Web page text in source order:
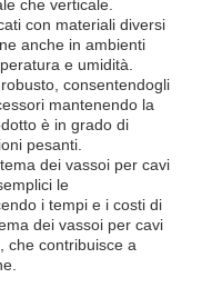
che verticale.
con materiali diversi
anche in ambienti
e umidità.
consentendogli
mantenendo la
è in grado di
pesanti.
dei vassoi per cavi
le
i tempi e i costi di
dei vassoi per cavi
che contribuisce a